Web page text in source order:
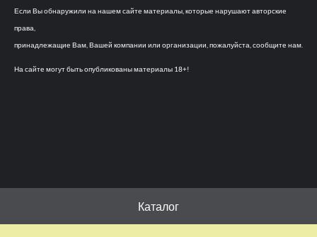
Если Вы обнаружили на нашем сайте материалы, которые нарушают авторские
права,
принадлежащие Вам, Вашей компании или организации, пожалуйста, сообщите нам.
На сайте могут быть опубликованы материалы 18+!
Каталог